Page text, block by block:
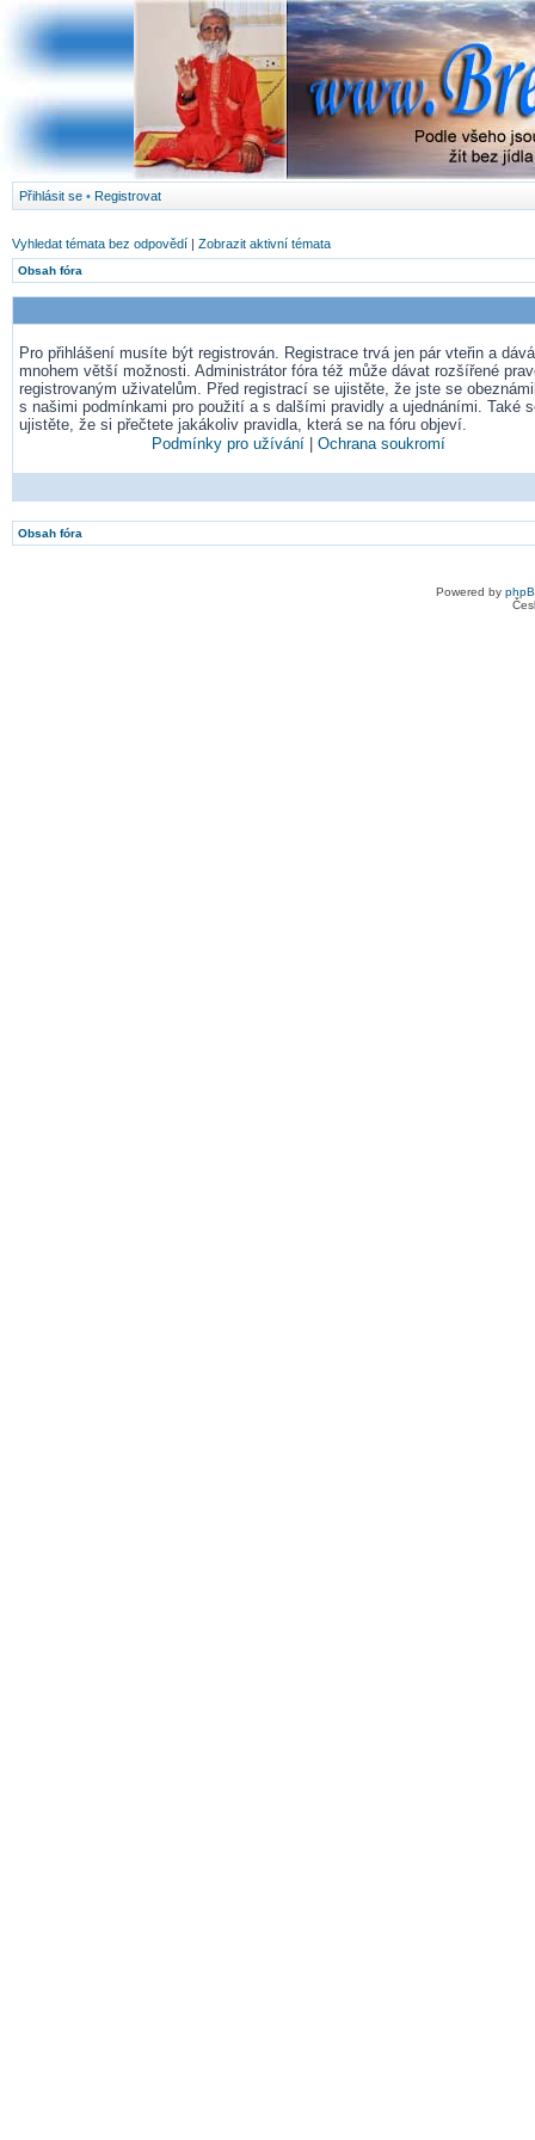
Přihlásit se • Registrovat
Vyhledat témata bez odpovědí | Zobrazit aktivní témata
Obsah fóra
Pro přihlášení musíte být registrován. Registrace trvá jen pár vteřin a
mnohem větší možnosti. Administrátor fóra též může dávat rozšířené
registrovaným uživatelům. Před registrací se ujistěte, že jste se
s našimi podmínkami pro použití a s dalšími pravidly a ujednáními. Také
ujistěte, že si přečtete jakákoliv pravidla, která se na fóru objeví.
Podmínky pro užívání
Ochrana soukromí
Obsah fóra
Powered by